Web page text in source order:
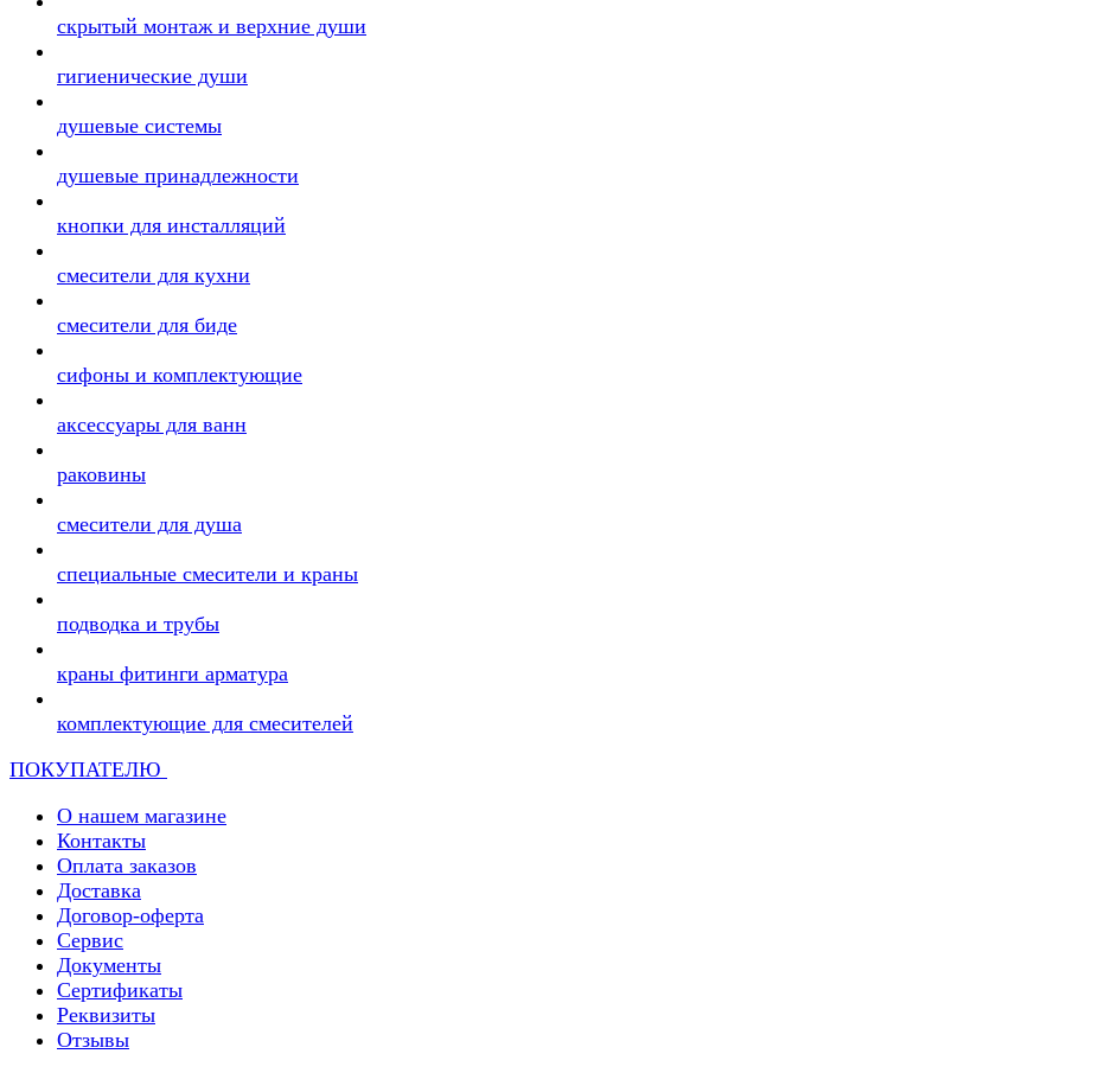
скрытый монтаж и верхние души
гигиенические души
душевые системы
душевые принадлежности
кнопки для инсталляций
смесители для кухни
смесители для биде
сифоны и комплектующие
аксессуары для ванн
раковины
смесители для душа
специальные смесители и краны
подводка и трубы
краны фитинги арматура
комплектующие для смесителей
ПОКУПАТЕЛЮ
О нашем магазине
Контакты
Оплата заказов
Доставка
Договор-оферта
Сервис
Документы
Сертификаты
Реквизиты
Отзывы